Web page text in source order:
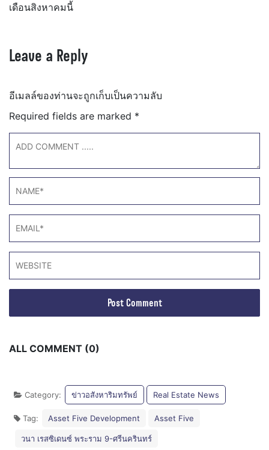
เดือนสิงหาคมนี้
Leave a Reply
อีเมลล์ของท่านจะถูกเก็บเป็นความลับ
Required fields are marked *
ALL COMMENT (0)
Category: ข่าวอสังหาริมทรัพย์ Real Estate News
Tag: Asset Five Development Asset Five
วนา เรสซิเดนซ์ พระราม 9-ศรีนครินทร์